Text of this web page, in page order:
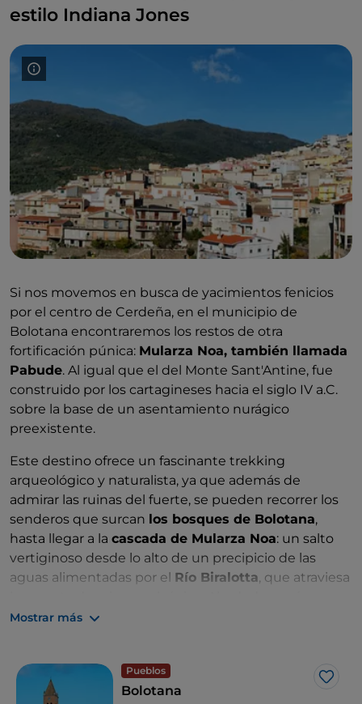
estilo Indiana Jones
Si nos movemos en busca de yacimientos fenicios
por el centro de Cerdeña, en el municipio de
Bolotana encontraremos los restos de otra
fortificación púnica: Mularza Noa, también llamada
Pabude. Al igual que el del Monte Sant'Antine, fue
construido por los cartagineses hacia el siglo IV a.C.
sobre la base de un asentamiento nurágico
preexistente.
Este destino ofrece un fascinante trekking
arqueológico y naturalista, ya que además de
admirar las ruinas del fuerte, se pueden recorrer los
senderos que surcan los bosques de Bolotana,
hasta llegar a la cascada de Mularza Noa: un salto
vertiginoso desde lo alto de un precipicio de las
aguas alimentadas por el Río Biralotta, que atraviesa
cubiertas de musgo y árboles centenarios.
Mostrar más
Pueblos
Me
Bolotana